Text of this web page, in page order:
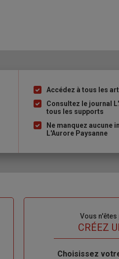
Liste
à
puce
Accédez à tous les
Consultez le journal
tous les supports
Ne manquez aucune
L'Aurore Paysanne
Vous n'êtes
TITRECRÉEZ
Body
Choisissez